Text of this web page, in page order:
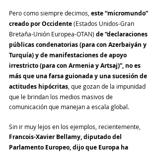
Pero como siempre decimos, este “micromundo”
creado por Occidente (Estados Unidos-Gran
Bretaña-Unión Europea-OTAN) de “declaraciones
públicas condenatorias (para con Azerbaiyán y
Turquía) y de manifestaciones de apoyo
irrestricto (para con Armenia y Artsaj)”, no es
más que una farsa guionada y una sucesión de
actitudes hipócritas , que gozan de la impunidad
que le brindan los medios masivos de
comunicación que manejan a escala global.
Sin ir muy lejos en los ejemplos, recientemente,
Francois-Xavier Bellamy, diputado del
Parlamento Europeo, dijo que Europa ha